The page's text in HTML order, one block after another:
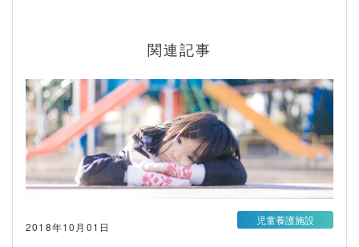
関連記事
2018年10月01日
児童養護施設